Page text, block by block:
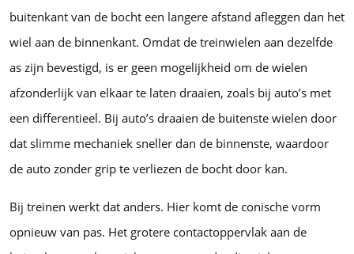
buitenkant van de bocht een langere afstand afleggen dan het
wiel aan de binnenkant. Omdat de treinwielen aan dezelfde
as zijn bevestigd, is er geen mogelijkheid om de wielen
afzonderlijk van elkaar te laten draaien, zoals bij auto’s met
een differentieel. Bij auto’s draaien de buitenste wielen door
dat slimme mechaniek sneller dan de binnenste, waardoor
de auto zonder grip te verliezen de bocht door kan.
Bij treinen werkt dat anders. Hier komt de conische vorm
opnieuw van pas. Het grotere contactoppervlak aan de